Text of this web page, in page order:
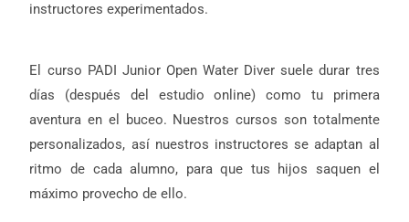
instructores experimentados.
El curso PADI Junior Open Water Diver suele durar tres
días (después del estudio online) como tu primera
aventura en el buceo. Nuestros cursos son totalmente
personalizados, así nuestros instructores se adaptan al
ritmo de cada alumno, para que tus hijos saquen el
máximo provecho de ello.